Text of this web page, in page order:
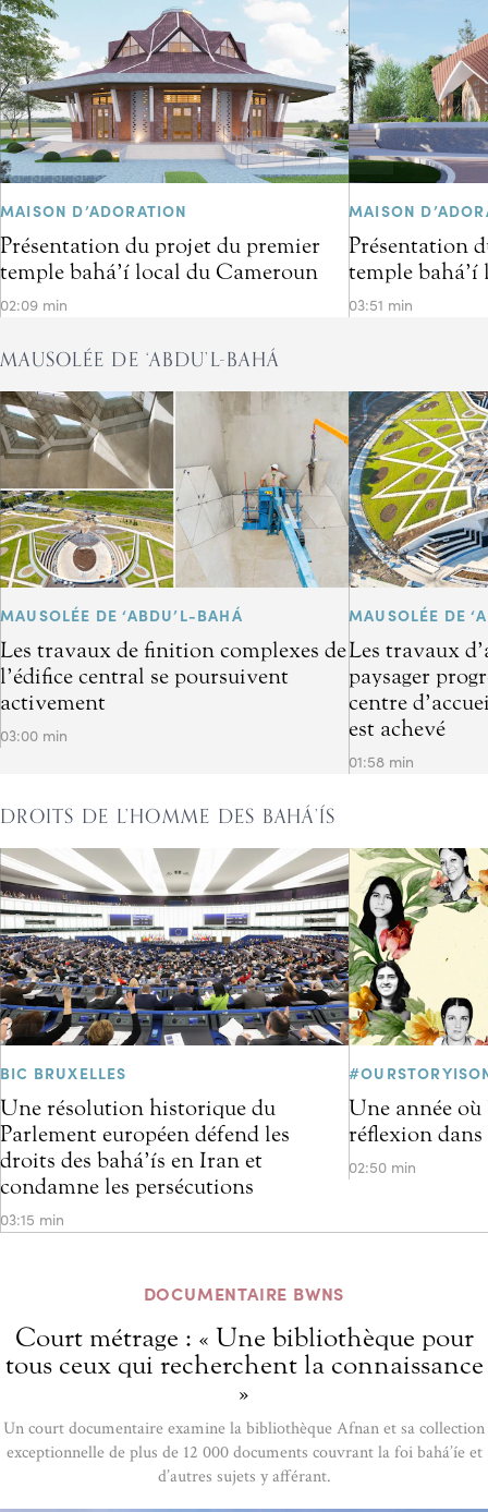
MAISON D’ADORATION
Présentation du projet du premier
temple bahá’í local du Cameroun
02:09 min
MAISON
Présentation
temple
03:51 min
MAUSOLÉE DE ‘ABDU’L-BAHÁ
MAUSOLÉE DE ‘ABDU’L-BAHÁ
Les travaux de finition complexes de
l’édifice central se poursuivent
activement
03:00 min
MAUSOLÉE DE
Les travaux
paysager
centre
est achevé
01:58 min
DROITS DE L’HOMME DES BAHÁ’ÍS
BIC BRUXELLES
Une résolution historique du
Parlement européen défend les
droits des bahá’ís en Iran et
condamne les persécutions
03:15 min
Une année
réflexion
02:50 min
DOCUMENTAIRE BWNS
Court métrage : « Une bibliothèque pour
tous ceux qui recherchent la connaissance
»
Un court documentaire examine la bibliothèque Afnan et sa collection
exceptionnelle de plus de 12 000 documents couvrant la foi bahá’íe et
d’autres sujets y afférant.